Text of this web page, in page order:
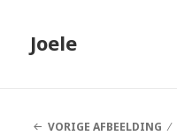
Joele
VORIGE AFBEELDING